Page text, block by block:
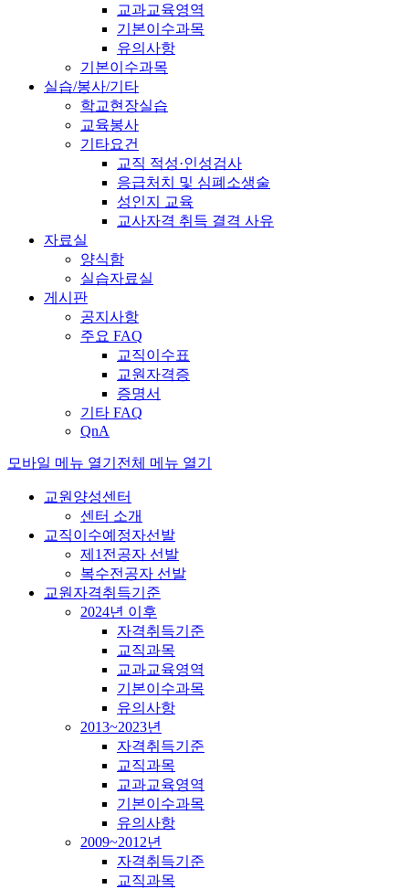
교과교육영역
기본이수과목
유의사항
기본이수과목
실습/봉사/기타
학교현장실습
교육봉사
기타요건
교직 적성·인성검사
응급처치 및 심폐소생술
성인지 교육
교사자격 취득 결격 사유
자료실
양식함
실습자료실
게시판
공지사항
주요 FAQ
교직이수표
교원자격증
증명서
기타 FAQ
QnA
모바일 메뉴 열기 전체 메뉴 열기
교원양성센터
센터 소개
교직이수예정자선발
제1전공자 선발
복수전공자 선발
교원자격취득기준
2024년 이후
자격취득기준
교직과목
교과교육영역
기본이수과목
유의사항
2013~2023년
자격취득기준
교직과목
교과교육영역
기본이수과목
유의사항
2009~2012년
자격취득기준
교직과목